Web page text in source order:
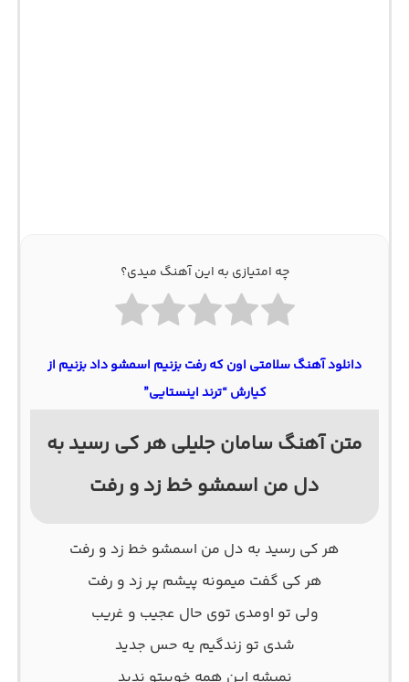
چه امتیازی به این آهنگ میدی؟
دانلود آهنگ سلامتی اون که رفت بزنیم اسمشو داد بزنیم از
کیارش “ترند اینستایی”
متن آهنگ سامان جلیلی هر کی رسید به
دل من اسمشو خط زد و رفت
هر کی رسید به دل من اسمشو خط زد و رفت
هر کی گفت میمونه پیشم پر زد و رفت
ولی تو اومدی توی حال عجیب و غریب
شدی تو زندگیم یه حس جدید